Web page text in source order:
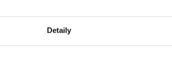
Detaily